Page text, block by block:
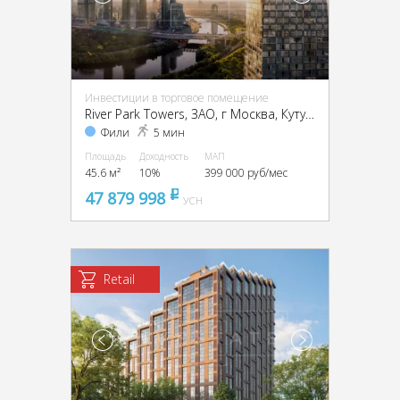
Инвестиции в торговое помещение
River Park Towers, ЗАО, г Москва, Кутузовский пр-д, вл. 16
Фили 5 мин
Площадь
45.6 м²
Доходность
10%
МАП
399 000 руб/мес
47 879 998 pуб
УСН
Retail